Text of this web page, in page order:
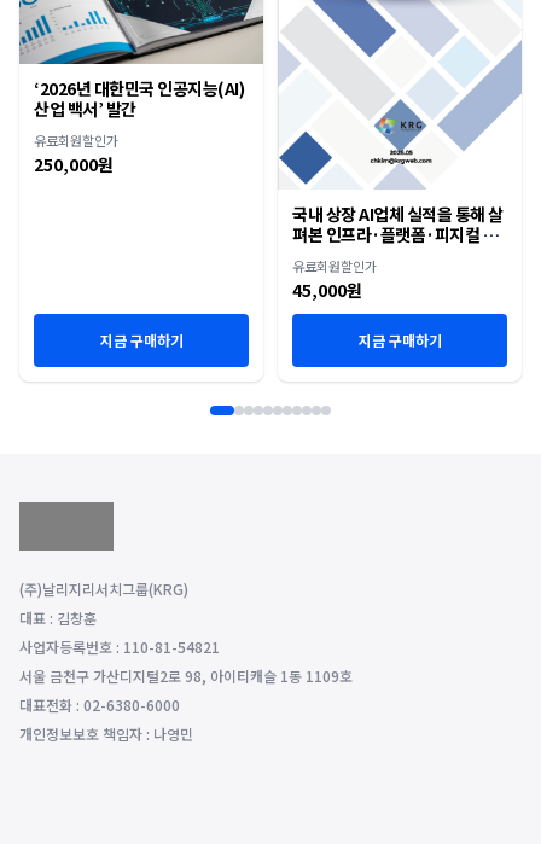
‘2026년 대한민국 인공지능(AI)
산업 백서’ 발간
유료회원할인가
250,000원
지금 구매하기
국내 상장 AI업체 실적을 통해 살
펴본 인프라·플랫폼·피지컬 AI
유료회원할인가
45,000원
지금 구매하기
(주)날리지리서치그룹(KRG)
대표 : 김창훈
사업자등록번호 : 110-81-54821
서울 금천구 가산디지털2로 98, 아이티캐슬 1동 1109호
대표전화 : 02-6380-6000
개인정보보호 책임자 : 나영민